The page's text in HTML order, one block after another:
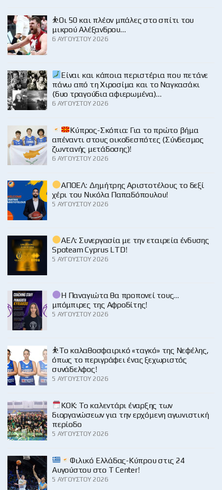
⛹️Οι 50 και πλέον μπάλες στο σπίτι του
μικρού Αλέξανδρου…
6 ΑΥΓΟΎΣΤΟΥ 2026
Είναι και κάποια περιστέρια που πετάνε
πάνω από τη Χιροσίμα και το Ναγκασάκι
(δυο τραγούδια αφιερωμένα)…
6 ΑΥΓΟΎΣΤΟΥ 2026
Κύπρος-Σκόπια: Για το πρώτο βήμα
απέναντι στους οικοδεσπότες (Σύνδεσμος
ζωντανής μετάδοσης)!
6 ΑΥΓΟΎΣΤΟΥ 2026
ΑΠΟΕΛ: Δημήτρης Αριστοτέλους το δεξί
χέρι του Νικόλα Παπαδόπουλου!
5 ΑΥΓΟΎΣΤΟΥ 2026
ΑΕΛ: Συνεργασία με την εταιρεία ένδυσης
Spoteam Cyprus LTD!
5 ΑΥΓΟΎΣΤΟΥ 2026
Η Παναγιώτα θα προπονεί τους…
μπόμπιρες της Αφροδίτης!
5 ΑΥΓΟΎΣΤΟΥ 2026
⛹️‍Το καλαθοσφαιρικό «ταγκό» της Νεφέλης,
όπως το περιγράφει ένας ξεχωριστός
συνάδελφος!
5 ΑΥΓΟΎΣΤΟΥ 2026
KOK: Το καλεντάρι έναρξης των
διοργανώσεων για την ερχόμενη αγωνιστική
περίοδο
5 ΑΥΓΟΎΣΤΟΥ 2026
Φιλικό Ελλάδας-Κύπρου στις 24
Αυγούστου στο Τ Center!
5 ΑΥΓΟΎΣΤΟΥ 2026